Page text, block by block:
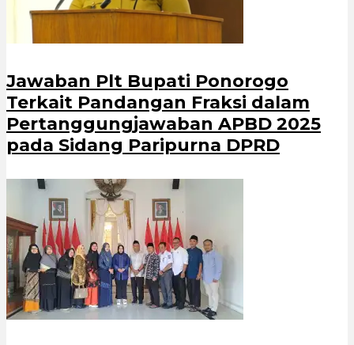
Jawaban Plt Bupati Ponorogo
Terkait Pandangan Fraksi dalam
Pertanggungjawaban APBD 2025
pada Sidang Paripurna DPRD